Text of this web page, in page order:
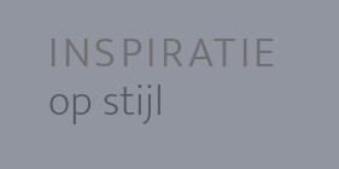
INSPIRATIE
op stijl